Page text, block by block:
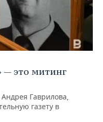
— это митинг
Гаврилова,
газету в